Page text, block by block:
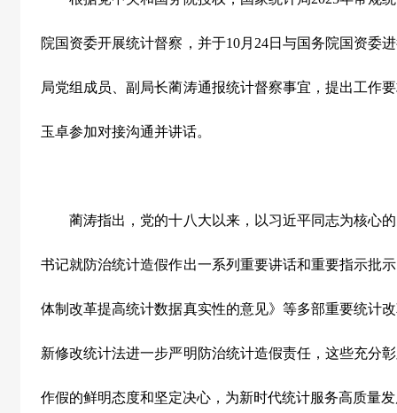
院国资委开展统计督察，并于10月 24日与国务院国资委
局党组成员、副局长蔺涛通报统计督察事宜，提出工作
玉卓参加对接沟通并讲话。
蔺涛指出，党的十八大以来，以习近平同志为核心的
书记就防治统计造假作出一系列重要讲话和重要指示批
体制改革提高统计数据真实性的意见》等多部重要统计
新修改统计法进一步严明防治统计造假责任，这些充分
作假的鲜明态度和坚定决心，为新时代统计服务高质量